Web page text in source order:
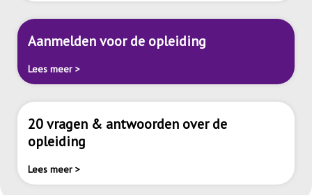
Aanmelden voor de opleiding
Lees meer >
20 vragen & antwoorden over de
opleiding
Lees meer >